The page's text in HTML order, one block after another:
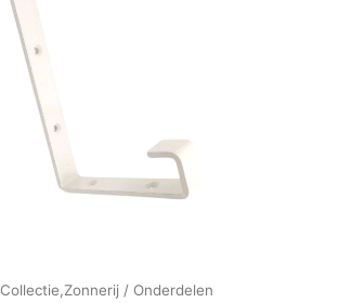
Collectie,Zonnerij / Onderdelen